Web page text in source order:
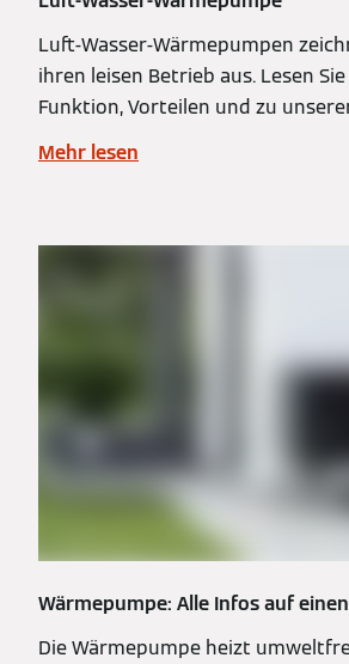
Luft-Wasser-Wärmepumpen
ihren leisen Betrieb aus. Lesen
Funktion, Vorteilen und zu
Mehr lesen
Wärmepumpe: Alle Infos auf
Die Wärmepumpe heizt